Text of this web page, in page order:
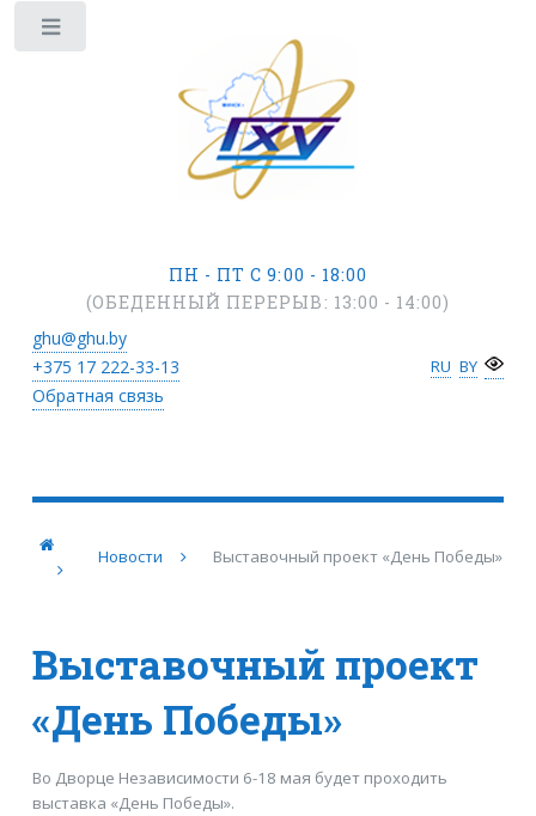
ПН - ПТ С 9:00 - 18:00
(ОБЕДЕННЫЙ ПЕРЕРЫВ: 13:00 - 14:00)
ghu@ghu.by
+375 17222-33-13
Обратная связь
RU BY
Новости Выставочный проект «День Победы»
Выставочный проект
«День Победы»
Во Дворце Независимости 6-18 мая будет проходить
выставка «День Победы».